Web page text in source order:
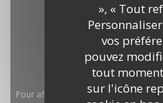
», « Tout
vos
pouvez
tout
sur l'icône
Pour afficher la carte interactive